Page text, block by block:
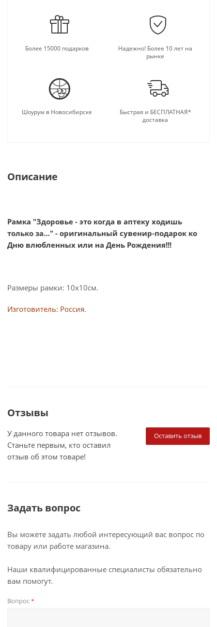
Более 15000 подарков
Надежно! Более 10 лет на
рынке
Шоурум в Новосибирске
Быстрая и БЕСПЛАТНАЯ*
доставка
Описание
Рамка "Здоровье - это когда в аптеку ходишь
только за…" - оригинальный сувенир-подарок ко
Дню влюбленных или на День Рождения!!!
Размеры рамки: 10х10см.
Изготовитель: Россия.
Отзывы
Оставить отзыв
У данного товара нет отзывов.
Станьте первым, кто оставил
отзыв об этом товаре!
Задать вопрос
Вы можете задать любой интересующий вас вопрос по
товару или работе магазина.
Наши квалифицированные специалисты обязательно
вам помогут.
Вопрос*